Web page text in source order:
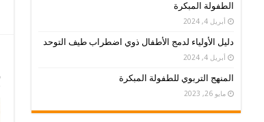
الطفولة المبكرة
أبريل 4, 2024
دليل الأولياء لدمج الأطفال ذوي اضطراب طيف التوحد
أبريل 4, 2024
المنهج التربوي للطفولة المبكرة
مايو 26, 2023